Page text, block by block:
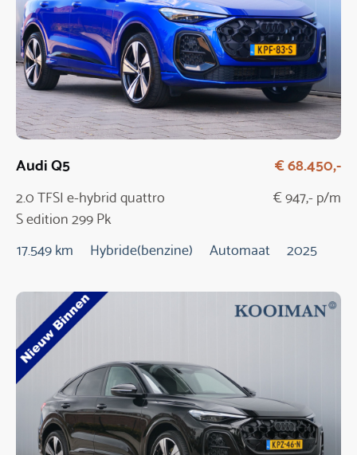
Audi Q5
2.0 TFSI e-hybrid quattro
S edition 299 Pk
Automaat / NIEUW
MODEL
€ 68.450,-
€ 947,- p/m
17.549 km Hybride(benzine) Automaat 2025